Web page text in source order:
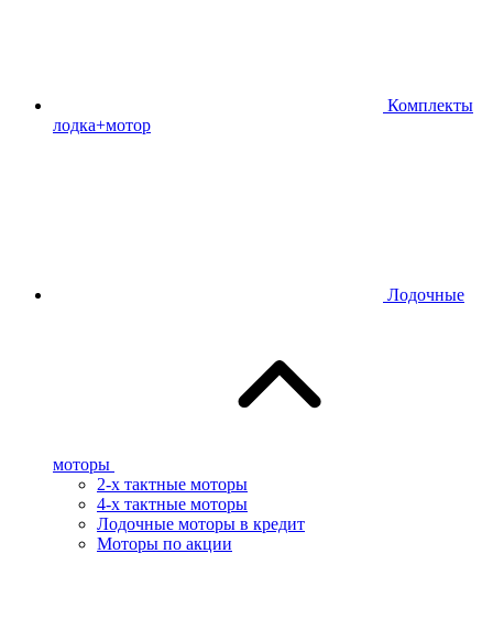
Комплекты
лодка+мотор
Лодочные
моторы
2-х тактные моторы
4-х тактные моторы
Лодочные моторы в кредит
Моторы по акции